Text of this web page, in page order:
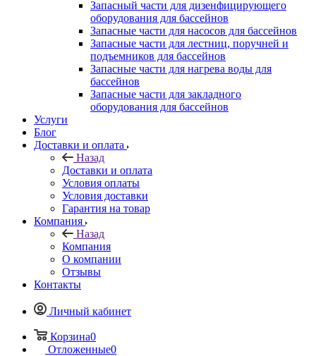
Запасный части для дизенфицирующего
оборудования для бассейнов
Запасные части для насосов для бассейнов
Запасные части для лестниц, поручней и
подъемников для бассейнов
Запасные части для нагрева воды для
бассейнов
Запасные части для закладного
оборудования для бассейнов
Услуги
Блог
Доставки и оплата
Назад
Доставки и оплата
Условия оплаты
Условия доставки
Гарантия на товар
Компания
Назад
Компания
О компании
Отзывы
Контакты
Личный кабинет
Корзина0
Отложенные0